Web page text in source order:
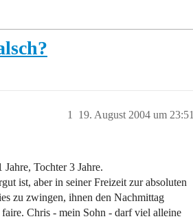
19. August 2004 um 23:51
1
Tochter 3 Jahre.
ist, aber in seiner Freizeit zur absoluten
zu zwingen, ihnen den Nachmittag
Chris - mein Sohn - darf viel alleine